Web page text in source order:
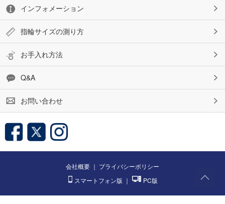
インフォメーション
指輪サイズの測り方
お手入れ方法
Q&A
お問い合わせ
会社概要 ｜ プライバシーポリシー
スマートフォン版 ｜ PC版